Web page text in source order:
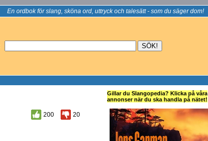
En ordbok för slang, sköna ord, uttryck och talesätt - som du säger dom!
200
20
Gillar du Slangopedia? Klicka på våra
annonser när du ska handla på nätet!